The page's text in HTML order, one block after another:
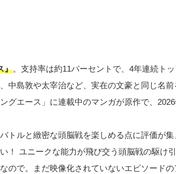
』。支持率は約11パーセントで、4年連続トッ
中島敦や太宰治など、実在の文豪と同じ名
グエース」に連載中のマンガが原作で、
トルと緻密な頭脳戦を楽しめる点に評価が
！ ユニークな能力が飛び交う頭脳戦の駆け
ので。まだ映像化されていないエピソード